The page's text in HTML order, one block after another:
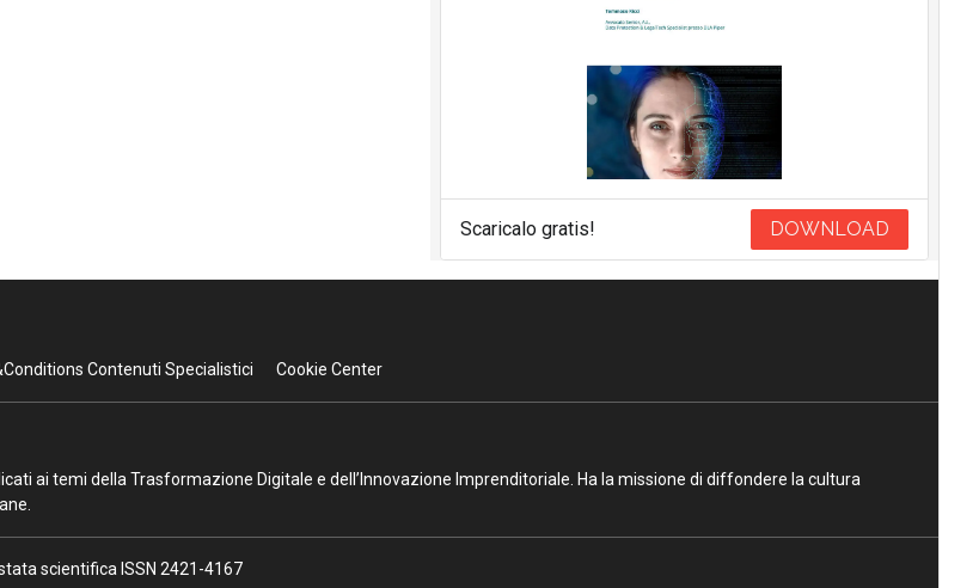
Scaricalo gratis! DOWNLOAD
Contenuti Specialistici Cookie Center
ai temi della Trasformazione Digitale e dell’Innovazione Imprenditoriale. Ha la missione di diffondere la cultura
scientifica ISSN 2421-4167